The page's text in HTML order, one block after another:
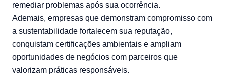
remediar problemas após sua ocorrência.
Ademais, empresas que demonstram compromisso com
a sustentabilidade fortalecem sua reputação,
conquistam certificações ambientais e ampliam
oportunidades de negócios com parceiros que
valorizam práticas responsáveis.